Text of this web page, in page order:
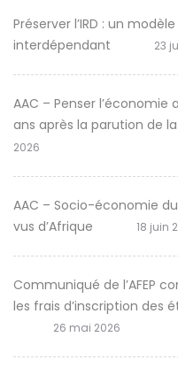
Préserver l’IRD : un
interdépendant
23
AAC – Penser
ans après la parution de
2026
AAC – Socio-économie
vus d’Afrique
18 juin
Communiqué de l’AFEP
les frais d’inscription des
26 mai 2026